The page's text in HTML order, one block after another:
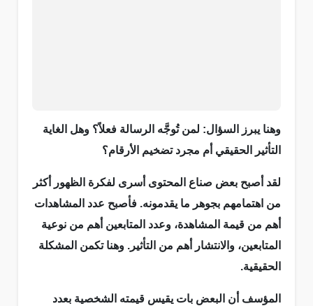
وهنا يبرز السؤال: لمن تُوجَّه الرسالة فعلاً؟ وهل الغاية
التأثير الحقيقي أم مجرد تضخيم الأرقام؟
لقد أصبح بعض صناع المحتوى أسرى لفكرة الظهور أكثر
من اهتمامهم بجوهر ما يقدمونه. فأصبح عدد المشاهدات
أهم من قيمة المشاهدة، وعدد المتابعين أهم من نوعية
المتابعين، والانتشار أهم من التأثير. وهنا تكمن المشكلة
الحقيقية.
المؤسف أن البعض بات يقيس قيمته الشخصية بعدد